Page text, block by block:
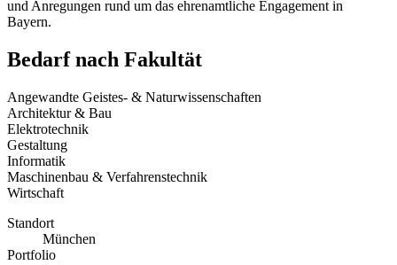
und Anregungen rund um das ehrenamtliche Engagement in
Bayern.
Bedarf nach Fakultät
Angewandte Geistes- & Naturwissenschaften
Architektur & Bau
Elektrotechnik
Gestaltung
Informatik
Maschinenbau & Verfahrenstechnik
Wirtschaft
Standort
München
Portfolio